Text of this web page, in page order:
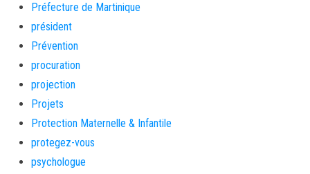
Préfecture de Martinique
président
Prévention
procuration
projection
Projets
Protection Maternelle & Infantile
protegez-vous
psychologue